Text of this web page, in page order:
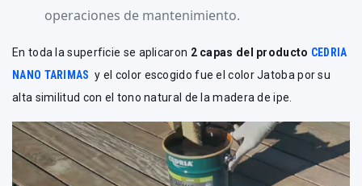
operaciones de mantenimiento.
En toda la superficie se aplicaron 2 capas del producto CEDRIA
NANO TARIMAS y el color escogido fue el color Jatoba por su
alta similitud con el tono natural de la madera de ipe.